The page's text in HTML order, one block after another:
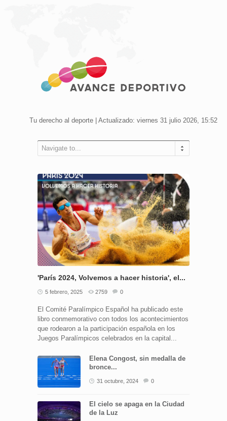
Tu derecho al deporte | Actualizado: viernes 31 julio 2026, 15:52
Navigate to...
'París 2024, Volvemos a hacer historia', el...
5 febrero, 2025 2759 0
El Comité Paralímpico Español ha publicado este
libro conmemorativo con todos los acontecimientos
que rodearon a la participación española en los
Juegos Paralímpicos celebrados en la capital...
Elena Congost, sin medalla de
bronce...
31 octubre, 2024 0
El cielo se apaga en la Ciudad
de la Luz